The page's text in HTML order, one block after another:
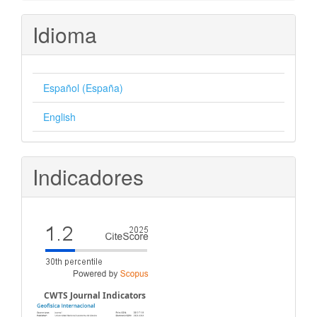
artículo
Idioma
Español (España)
English
Indicadores
CWTS Journal Indicators